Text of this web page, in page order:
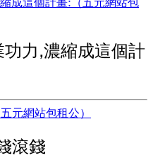
力,濃縮成這個計
滾錢